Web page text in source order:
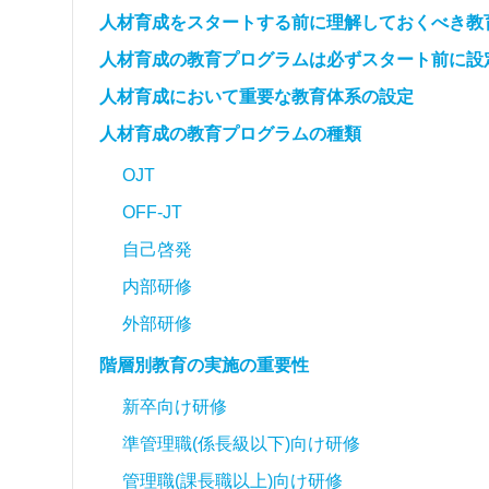
人材育成をスタートする前に理解しておくべき教
人材育成の教育プログラムは必ずスタート前に設
人材育成において重要な教育体系の設定
人材育成の教育プログラムの種類
OJT
OFF-JT
自己啓発
内部研修
外部研修
階層別教育の実施の重要性
新卒向け研修
準管理職(係長級以下)向け研修
管理職(課長職以上)向け研修